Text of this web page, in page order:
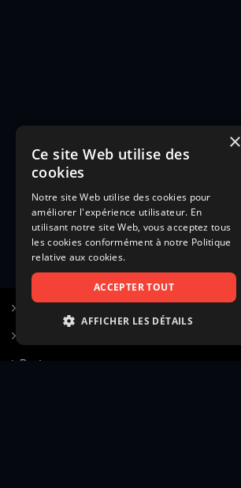
Poster une annonce
×
Ce site Web utilise des
cookies
Notre site Web utilise des cookies pour
améliorer l'expérience utilisateur. En
utilisant notre site Web, vous acceptez tous
les cookies conformément à notre Politique
relative aux cookies.
ACCEPTER TOUT
AFFICHER LES DÉTAILS